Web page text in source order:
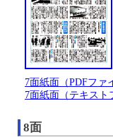
7面紙面（PDFファ
7面紙面（テキスト
8面